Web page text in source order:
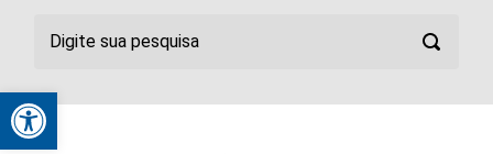
Abrir a barra de ferramentas